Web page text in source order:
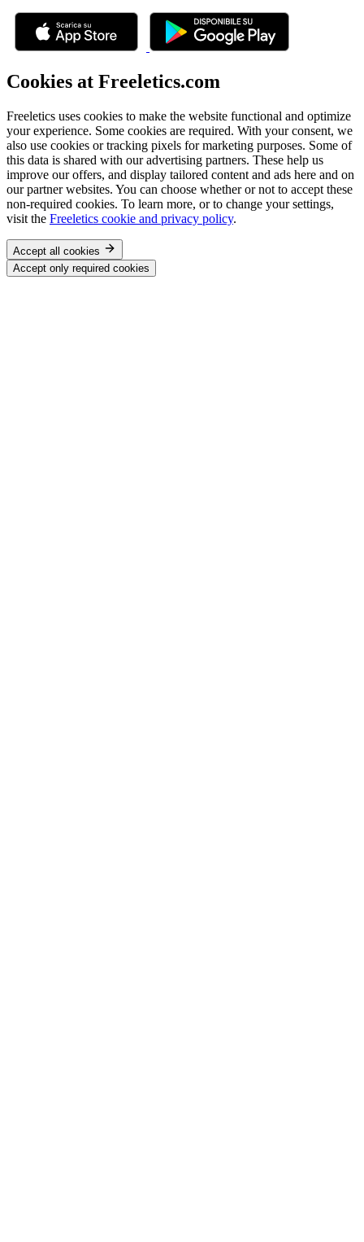
Cookies at Freeletics.com
Freeletics uses cookies to make the website functional and optimize
your experience. Some cookies are required. With your consent, we
also use cookies or tracking pixels for marketing purposes. Some of
this data is shared with our advertising partners. These help us
improve our offers, and display tailored content and ads here and on
our partner websites. You can choose whether or not to accept these
non-required cookies. To learn more, or to change your settings,
visit the Freeletics cookie and privacy policy.
Accept all cookies
Accept only required cookies